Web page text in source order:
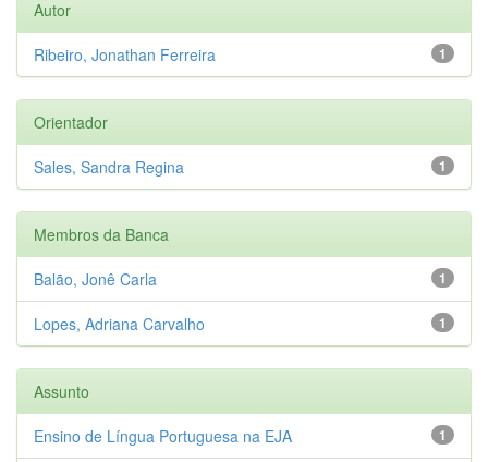
Autor
1
Ribeiro, Jonathan Ferreira
Orientador
1
Sales, Sandra Regina
Membros da Banca
1
Balão, Jonê Carla
1
Lopes, Adriana Carvalho
Assunto
1
Ensino de Língua Portuguesa na EJA